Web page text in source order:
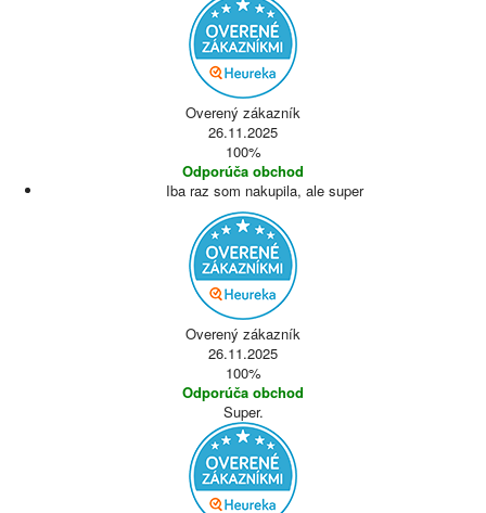
Overený zákazník
26.11.2025
100%
Odporúča obchod
Iba raz som nakupila, ale super
Overený zákazník
26.11.2025
100%
Odporúča obchod
Super.